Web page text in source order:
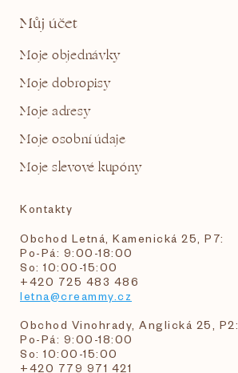
Můj účet
Moje objednávky
Moje dobropisy
Moje adresy
Moje osobní údaje
Moje slevové kupóny
Kontakty
Obchod Letná, Kamenická 25, P7:
Po-Pá: 9:00-18:00
So: 10:00-15:00
+420 725 483 486
letna@creammy.cz
Obchod Vinohrady, Anglická 25, P2:
Po-Pá: 9:00-18:00
So: 10:00-15:00
+420 779 971 421